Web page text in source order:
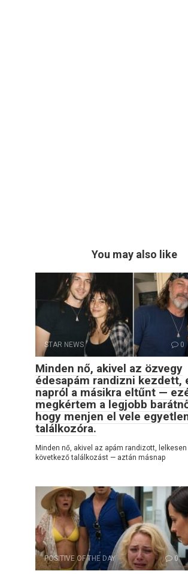
You may also like
STAR NEWS 0
Minden nő, akivel az özvegy
édesapám randizni kezdett,
napról a másikra eltűnt —
megkértem a legjobb
hogy menjen el vele
találkozóra.
Minden nő, akivel az apám randizott, lelkesen
következő találkozást — aztán másnap
POSITIVE OF THE DAY 0